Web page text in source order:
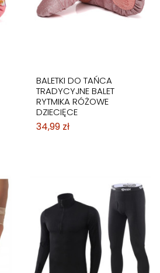
BALETKI DO TAŃCA
TRADYCYJNE BALET
RYTMIKA RÓŻOWE
DZIECIĘCE
34,99 zł